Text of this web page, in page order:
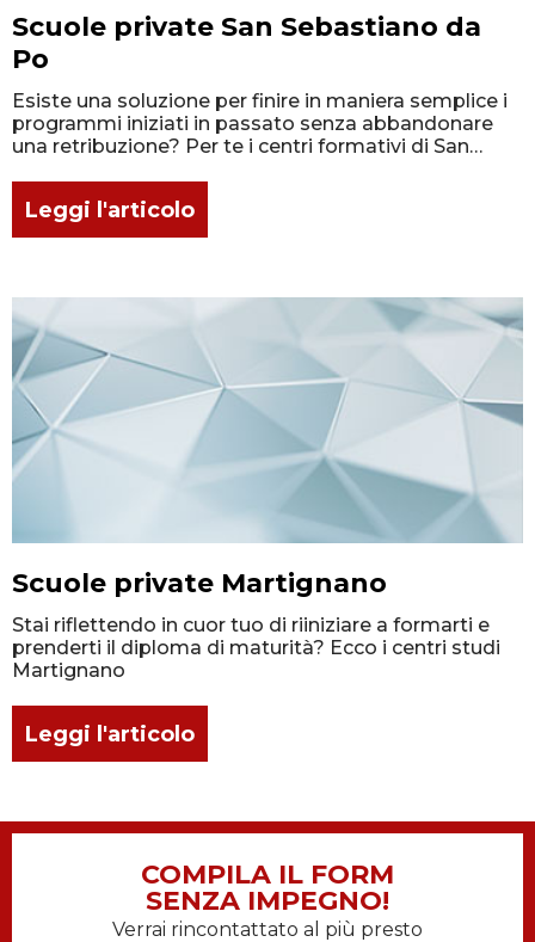
Scuole private San Sebastiano da
Po
Esiste una soluzione per finire in maniera semplice i
programmi iniziati in passato senza abbandonare
una retribuzione? Per te i centri formativi di San
Leggi l'articolo
Scuole private Martignano
Stai riflettendo in cuor tuo di riiniziare a formarti e
prenderti il diploma di maturità? Ecco i centri studi
Martignano
Leggi l'articolo
COMPILA IL FORM
SENZA IMPEGNO!
Verrai rincontattato al più presto